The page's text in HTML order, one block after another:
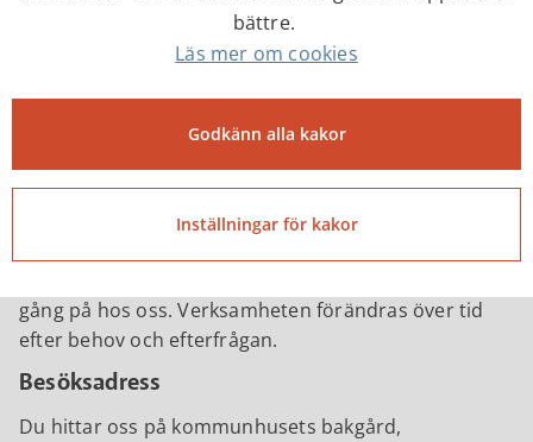
Socialförvaltningens öppenvård
Röda korset
Facebook
Följ oss gärna på facebook:Familjecentralen Tibro
gång på hos oss. Verksamheten förändras över tid
efter behov och efterfrågan.
Besöksadress
Du hittar oss på kommunhusets bakgård,
bättre.
Läs mer om cookies
Godkänn alla kakor
Inställningar för kakor